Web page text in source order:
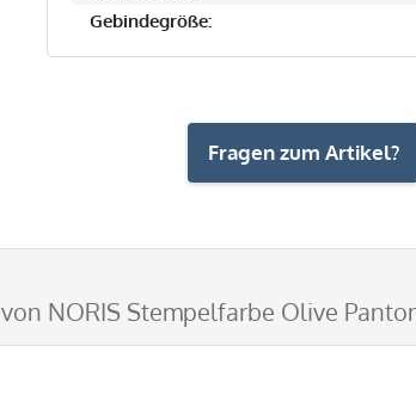
Gebindegröße:
Fragen zum Artikel?
von NORIS Stempelfarbe Olive